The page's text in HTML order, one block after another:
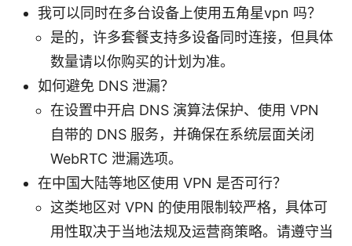
我可以同时在多台设备上使用五角星vpn 吗？
是的，许多套餐支持多设备同时连接，但具体
数量请以你购买的计划为准。
如何避免 DNS 泄漏？
在设置中开启 DNS 演算法保护、使用 VPN
自带的 DNS 服务，并确保在系统层面关闭
WebRTC 泄漏选项。
在中国大陆等地区使用 VPN 是否可行？
这类地区对 VPN 的使用限制较严格，具体可
用性取决于当地法规及运营商策略。请遵守当